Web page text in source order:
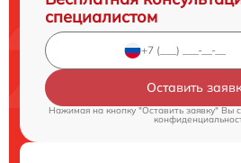
специалистом
Оставить
Нажимая на кнопку "Оставить заявку" Вы